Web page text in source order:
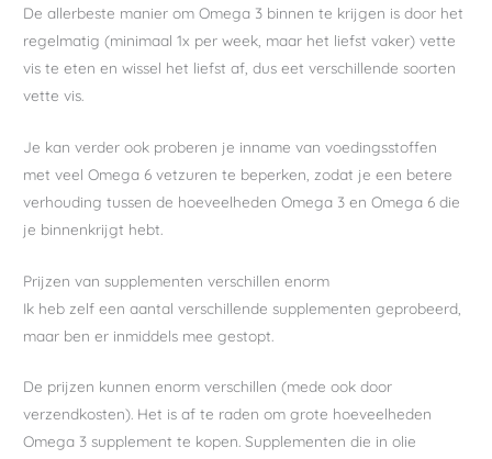
De allerbeste manier om Omega 3 binnen te krijgen is door het
regelmatig (minimaal 1x per week, maar het liefst vaker) vette
vis te eten en wissel het liefst af, dus eet verschillende soorten
vette vis.
Je kan verder ook proberen je inname van voedingsstoffen
met veel Omega 6 vetzuren te beperken, zodat je een betere
verhouding tussen de hoeveelheden Omega 3 en Omega 6 die
je binnenkrijgt hebt.
Prijzen van supplementen verschillen enorm
Ik heb zelf een aantal verschillende supplementen geprobeerd,
maar ben er inmiddels mee gestopt.
De prijzen kunnen enorm verschillen (mede ook door
verzendkosten). Het is af te raden om grote hoeveelheden
Omega 3 supplement te kopen. Supplementen die in olie